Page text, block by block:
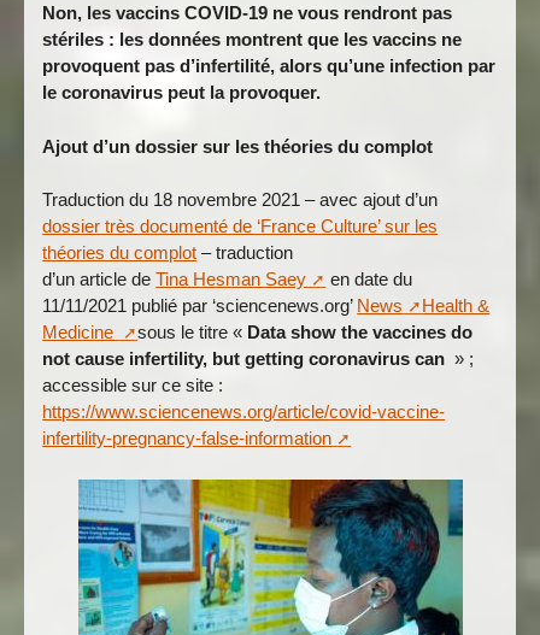
Non, les vaccins COVID-19 ne vous rendront pas
stériles : les données montrent que les vaccins ne
provoquent pas d’infertilité, alors qu’une infection par
le coronavirus peut la provoquer.
Ajout d’un dossier sur lesthéories du complot
Traduction du 18 novembre 2021 – avec ajout d’un
dossier très documenté de ‘France Culture’ sur les
théories du complot – traduction
d’un article deTina Hesman Saey
en date du
11/11/2021 publié par ‘sciencenews.org’ News
Health &
Medicine
sous le titre « Data show the vaccines do
not cause infertility, but getting coronavirus can » ;
accessible sur ce site :
https://www.sciencenews.org/article/covid-vaccine-
infertility-pregnancy-false-information